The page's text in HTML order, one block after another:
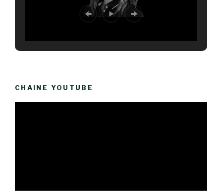
CHAINE YOUTUBE